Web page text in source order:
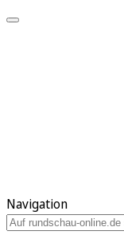
Navigation